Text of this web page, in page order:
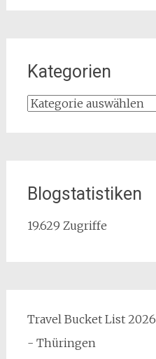
Kategorien
Kategorien
Blogstatistiken
19.629 Zugriffe
Travel Bucket List 2026
- Thüringen